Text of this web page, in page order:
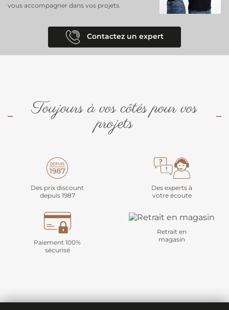
vous accompagner dans vos projets.
Contactez un expert
Toujours à vos côtés pour vos
projets
Des prix discount
depuis 1987
Des experts à
votre écoute
Paiement 100%
sécurisé
Retrait en
magasin